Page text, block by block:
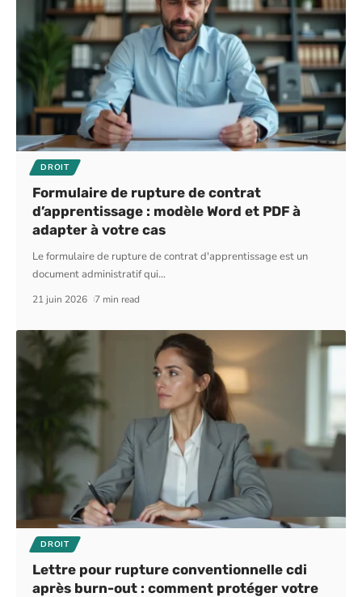
DROIT
Formulaire de rupture de contrat
d’apprentissage : modèle Word et PDF à
adapter à votre cas
Le formulaire de rupture de contrat d'apprentissage est un
document administratif qui…
21 juin 2026 7 min read
DROIT
Lettre pour rupture conventionnelle cdi
après burn-out : comment protéger votre